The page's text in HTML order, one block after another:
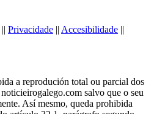
|| Privacidade || Accesibilidade ||
a reprodución total ou parcial dos
salvo que o seu
Así mesmo, queda prohibida